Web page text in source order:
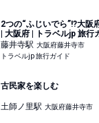
2つの“ふじいでら”!?大阪
| 大阪府 | トラベルjp 旅行
藤井寺駅 大阪府藤井寺市
トラベルjp 旅行ガイド
古民家を楽しむ
土師ノ里駅 大阪府藤井寺市